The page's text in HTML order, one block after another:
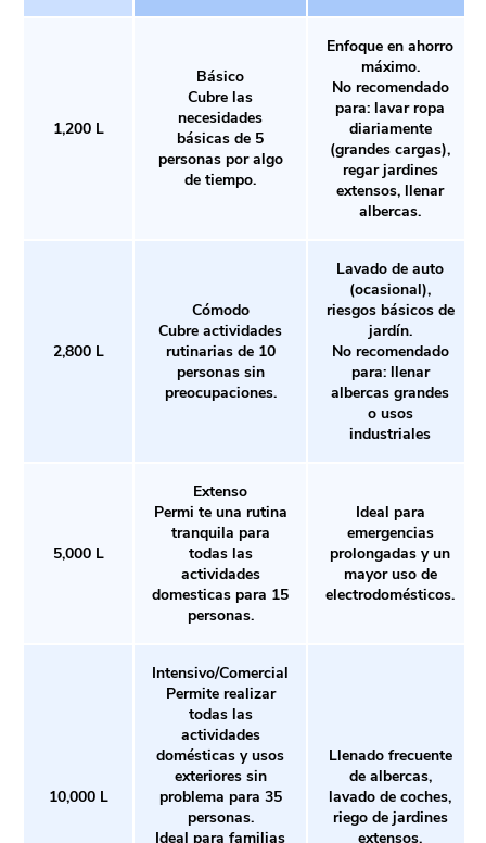
1,200 L
Básico
Cubre las
necesidades
básicas de 5
personas por algo
de tiempo.
Enfoque en ahorro
máximo.
No recomendado
para: lavar ropa
diariamente
(grandes cargas),
regar jardines
extensos, llenar
albercas.
2,800 L
Cómodo
Cubre actividades
rutinarias de 10
personas sin
preocupaciones.
Lavado de auto
(ocasional),
riesgos básicos de
jardín.
No recomendado
para: llenar
albercas grandes
o usos
industriales
5,000 L
Extenso
Permi te una rutina
tranquila para
todas las
actividades
domesticas para 15
personas.
Ideal para
emergencias
prolongadas y un
mayor uso de
electrodomésticos.
10,000 L
Intensivo/Comercial
Permite realizar
todas las
actividades
domésticas y usos
exteriores sin
problema para 35
personas.
Ideal para familias
Llenado frecuente
de albercas,
lavado de coches,
riego de jardines
extensos.